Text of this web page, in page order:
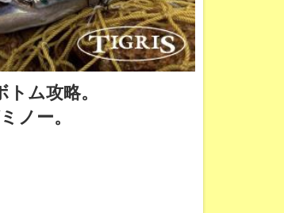
ム攻略。
ノー。